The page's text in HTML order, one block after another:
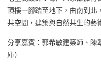
頂樓一腳踏至地下，由南到北
共空間，建築與自然共生的藝
分享嘉賓：郭希敏建築師、陳
庫）